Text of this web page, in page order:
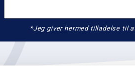
*Jeg giver hermed tilladelse til